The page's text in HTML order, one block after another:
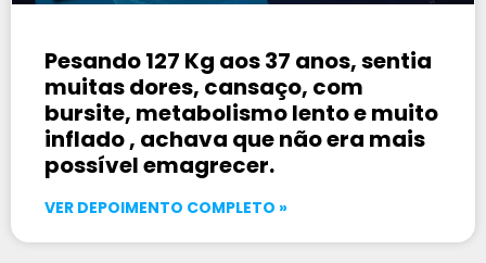
Pesando 127 Kg aos 37 anos, sentia
muitas dores, cansaço, com
bursite, metabolismo lento e muito
inflado , achava que não era mais
possível emagrecer.
VER DEPOIMENTO COMPLETO »